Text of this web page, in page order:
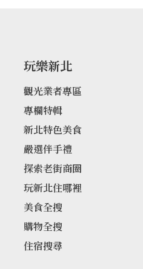
玩樂新北
觀光業者專區
專欄特輯
新北特色美食
嚴選伴手禮
探索老街商圈
玩新北住哪裡
美食全搜
購物全搜
住宿搜尋